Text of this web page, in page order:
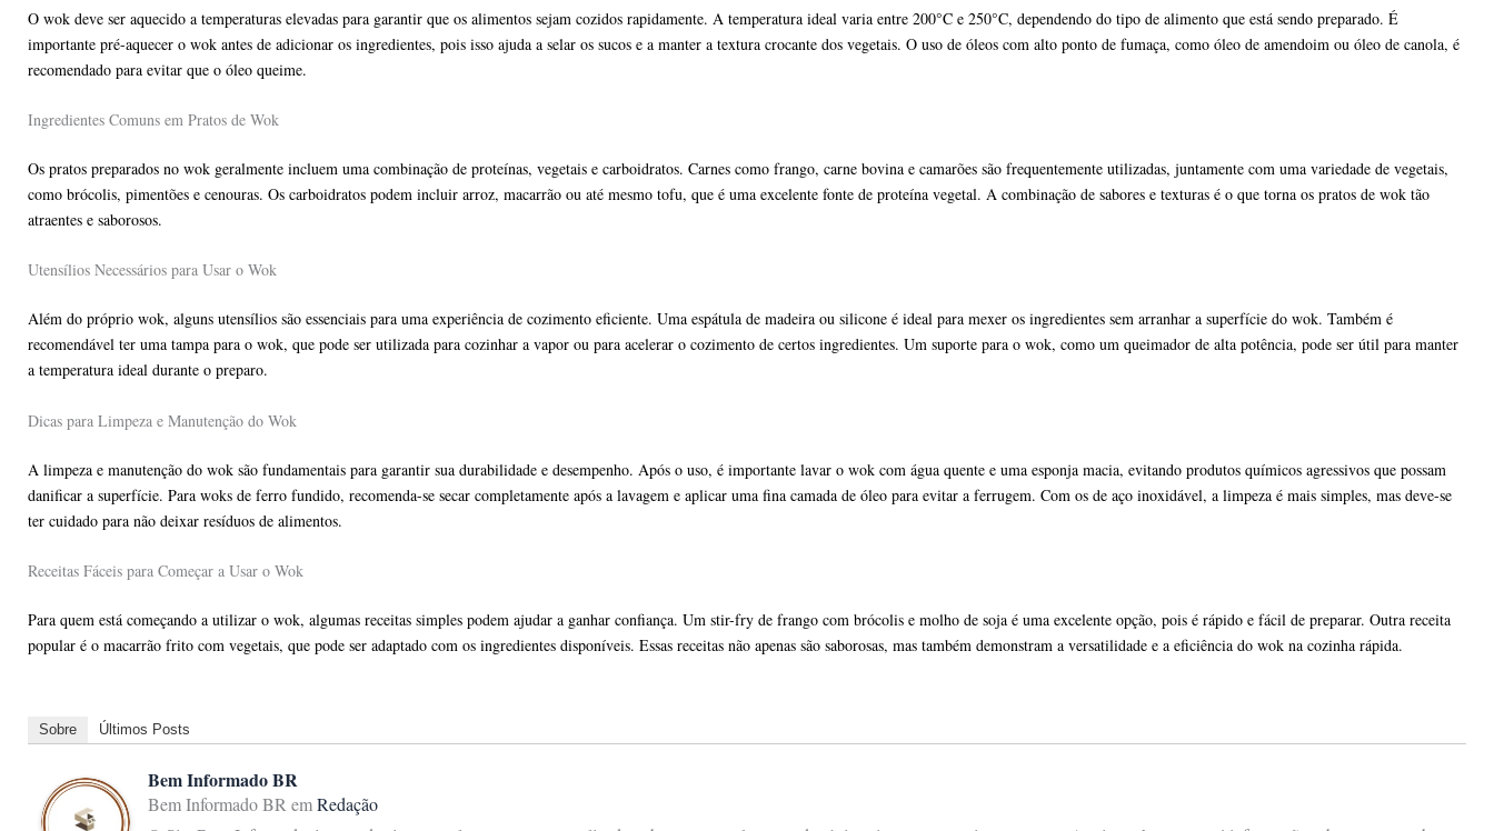
O wok deve ser aquecido a temperaturas elevadas para garantir que os alimentos sejam cozidos rapidamente. A temperatura ideal varia entre 200°C e 250°C, dependendo do tipo de alimento que está sendo preparado. É
importante pré-aquecer o wok antes de adicionar os ingredientes, pois isso ajuda a selar os sucos e a manter a textura crocante dos vegetais. O uso de óleos com alto ponto de fumaça, como óleo de amendoim ou óleo de canola, é
recomendado para evitar que o óleo queime.
Ingredientes Comuns em Pratos de Wok
Os pratos preparados no wok geralmente incluem uma combinação de proteínas, vegetais e carboidratos. Carnes como frango, carne bovina e camarões são frequentemente utilizadas, juntamente com uma variedade de vegetais,
como brócolis, pimentões e cenouras. Os carboidratos podem incluir arroz, macarrão ou até mesmo tofu, que é uma excelente fonte de proteína vegetal. A combinação de sabores e texturas é o que torna os pratos de wok tão
atraentes e saborosos.
Utensílios Necessários para Usar o Wok
Além do próprio wok, alguns utensílios são essenciais para uma experiência de cozimento eficiente. Uma espátula de madeira ou silicone é ideal para mexer os ingredientes sem arranhar a superfície do wok. Também é
recomendável ter uma tampa para o wok, que pode ser utilizada para cozinhar a vapor ou para acelerar o cozimento de certos ingredientes. Um suporte para o wok, como um queimador de alta potência, pode ser útil para manter
a temperatura ideal durante o preparo.
Dicas para Limpeza e Manutenção do Wok
A limpeza e manutenção do wok são fundamentais para garantir sua durabilidade e desempenho. Após o uso, é importante lavar o wok com água quente e uma esponja macia, evitando produtos químicos agressivos que possam
danificar a superfície. Para woks de ferro fundido, recomenda-se secar completamente após a lavagem e aplicar uma fina camada de óleo para evitar a ferrugem. Com os de aço inoxidável, a limpeza é mais simples, mas deve-se
ter cuidado para não deixar resíduos de alimentos.
Receitas Fáceis para Começar a Usar o Wok
Para quem está começando a utilizar o wok, algumas receitas simples podem ajudar a ganhar confiança. Um stir-fry de frango com brócolis e molho de soja é uma excelente opção, pois é rápido e fácil de preparar. Outra receita
popular é o macarrão frito com vegetais, que pode ser adaptado com os ingredientes disponíveis. Essas receitas não apenas são saborosas, mas também demonstram a versatilidade e a eficiência do wok na cozinha rápida.
Sobre Últimos Posts
Bem Informado BR
Bem Informado BR emRedação